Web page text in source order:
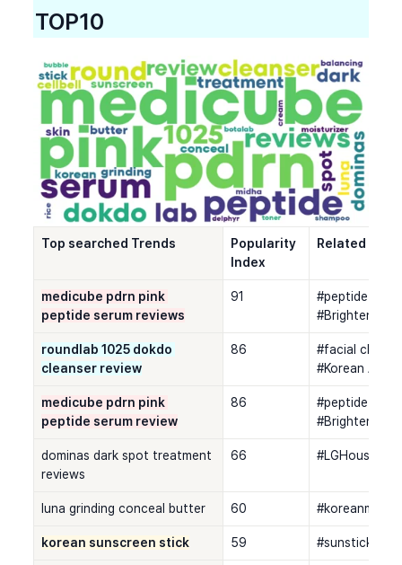
TOP10
Top searched Trends
Popularity
Index
Related
medicube pdrn pink
peptide serum reviews
91
#peptide
#Brightening
roundlab 1025 dokdo
cleanser review
86
#facial
#Korean
medicube pdrn pink
peptide serum review
86
#peptide
#Brightening
dominas dark spot treatment
reviews
66
luna grinding conceal butter 60
korean sunscreen stick 59 #sunstick